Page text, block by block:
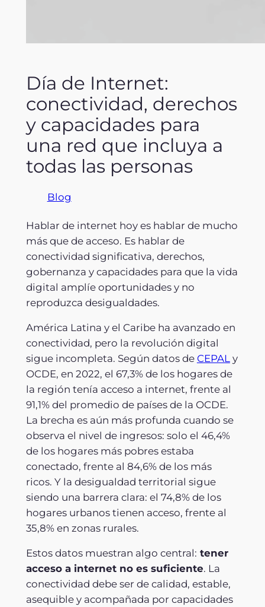
Día de Internet:
conectividad, derechos
y capacidades para
una red que incluya a
todas las personas
Blog
Hablar de internet hoy es hablar de mucho
más que de acceso. Es hablar de
conectividad significativa, derechos,
gobernanza y capacidades para que la vida
digital amplíe oportunidades y no
reproduzca desigualdades.
América Latina y el Caribe ha avanzado en
conectividad, pero la revolución digital
sigue incompleta. Según datos de CEPALy
OCDE, en 2022, el 67,3% de los hogares de
la región tenía acceso a internet, frente al
91,1% del promedio de países de la OCDE.
La brecha es aún más profunda cuando se
observa el nivel de ingresos: solo el 46,4%
de los hogares más pobres estaba
conectado, frente al 84,6% de los más
ricos. Y la desigualdad territorial sigue
siendo una barrera clara: el 74,8% de los
hogares urbanos tienen acceso, frente al
35,8% en zonas rurales.
Estos datos muestran algo central: tener
acceso a internet no es suficiente. La
conectividad debe ser de calidad, estable,
asequible y acompañada por capacidades